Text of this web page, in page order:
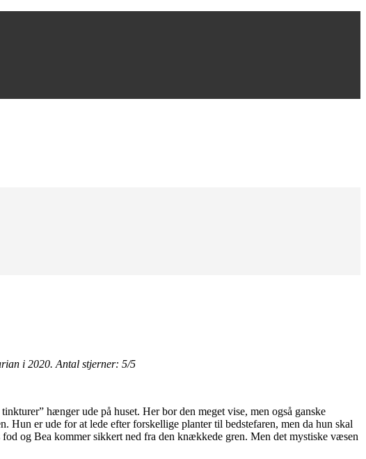
i 2020. Antal stjerner: 5/5
hænger ude på huset. Her bor den meget vise, men også ganske
er ude for at lede efter forskellige planter til bedstefaren, men da hun skal
og Bea kommer sikkert ned fra den knækkede gren. Men det mystiske væsen